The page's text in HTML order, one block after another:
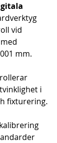
vid
mm.
i
fixturering.